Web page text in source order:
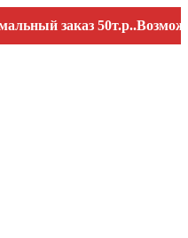
50т.р..Возможны